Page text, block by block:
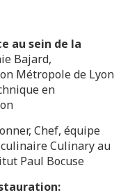
au sein de la
Bajard,
Métropole de Lyon
en
Chef, équipe
Culinary au
Paul Bocuse